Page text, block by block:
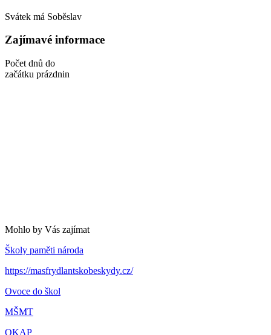
Svátek má Soběslav
Zajímavé informace
Počet dnů do
začátku prázdnin
Mohlo by Vás zajímat
Školy paměti národa
https://masfrydlantskobeskydy.cz/
Ovoce do škol
MŠMT
OKAP